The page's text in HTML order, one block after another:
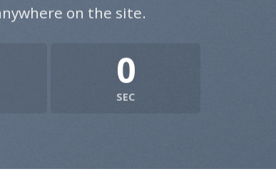
on the site.
0
SEC